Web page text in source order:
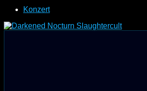
Konzert